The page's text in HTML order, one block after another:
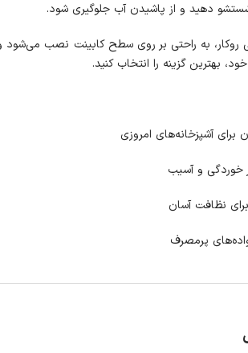
دهید و از پاشیدن آب جلوگیری شود.
روکار، به راحتی بر روی سطح کابینت نصب
بهترین گزینه را انتخاب کنید.
آشپزخانه‌های امروزی
خوردگی و آسیب
نظافت آسان
پرمصرف